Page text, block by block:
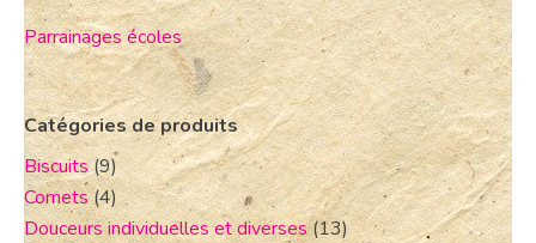
Parrainages écoles
Catégories de produits
Biscuits(9)
Cornets(4)
Douceurs individuelles et diverses (13)